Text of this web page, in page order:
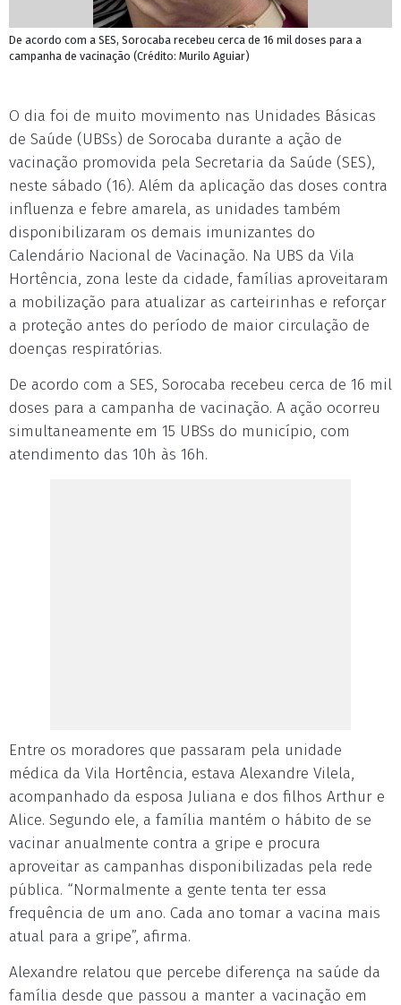
De acordo com a SES, Sorocaba recebeu cerca de 16 mil doses para a
campanha de vacinação (Crédito: Murilo Aguiar)
O dia foi de muito movimento nas Unidades Básicas
de Saúde (UBSs) de Sorocaba durante a ação de
vacinação promovida pela Secretaria da Saúde (SES),
neste sábado (16). Além da aplicação das doses contra
influenza e febre amarela, as unidades também
disponibilizaram os demais imunizantes do
Calendário Nacional de Vacinação. Na UBS da Vila
Hortência, zona leste da cidade, famílias aproveitaram
a mobilização para atualizar as carteirinhas e reforçar
a proteção antes do período de maior circulação de
doenças respiratórias.
De acordo com a SES, Sorocaba recebeu cerca de 16 mil
doses para a campanha de vacinação. A ação ocorreu
simultaneamente em 15 UBSs do município, com
atendimento das 10h às 16h.
Entre os moradores que passaram pela unidade
médica da Vila Hortência, estava Alexandre Vilela,
acompanhado da esposa Juliana e dos filhos Arthur e
Alice. Segundo ele, a família mantém o hábito de se
vacinar anualmente contra a gripe e procura
aproveitar as campanhas disponibilizadas pela rede
pública. “Normalmente a gente tenta ter essa
frequência de um ano. Cada ano tomar a vacina mais
atual para a gripe”, afirma.
Alexandre relatou que percebe diferença na saúde da
família desde que passou a manter a vacinação em